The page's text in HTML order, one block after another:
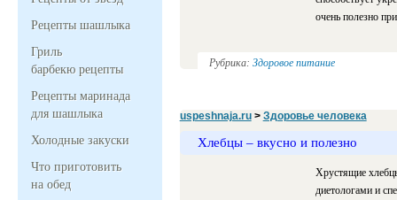
Рецепты шашлыка
Гриль
барбекю рецепты
Рецепты маринада
для шашлыка
Холодные закуски
Что приготовить
на обед
очень полезно
Рубрика: Здоровое питание
uspeshnaja.ru> Здоровье человека
Хлебцы – вкусно и полезно
Хрустящие
диетологами и